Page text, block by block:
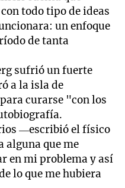
todo tipo de ideas
un enfoque
de tanta
sufrió un fuerte
a la isla de
curarse "con los
—escribió el físico
alguna que me
en mi problema y así
lo que me hubiera